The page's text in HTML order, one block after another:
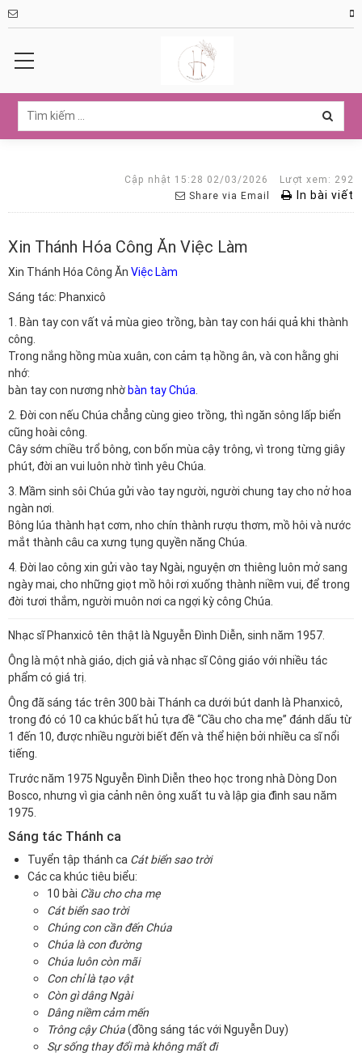
Cập nhật 15:28 02/03/2026
Lượt xem: 292
Share via Email
In bài viết
Xin Thánh Hóa Công Ăn Việc Làm
Xin Thánh Hóa Công Ăn Việc Làm
Sáng tác: Phanxicô
1. Bàn tay con vất vả mùa gieo trồng, bàn tay con hái quả khi thành
công.
Trong nắng hồng mùa xuân, con cảm tạ hồng ân, và con hằng ghi
nhớ:
bàn tay con nương nhờbàn tay Chúa.
2. Đời con nếu Chúa chẳng cùng gieo trồng, thì ngăn sông lấp biển
cũng hoài công.
Cây sớm chiều trổ bông, con bốn mùa cậy trông, vì trong từng giây
phút, đời an vui luôn nhờ tình yêu Chúa.
3. Mầm sinh sôi Chúa gửi vào tay người, người chung tay cho nở hoa
ngàn nơi.
Bông lúa thành hạt cơm, nho chín thành rượu thơm, mồ hôi và nước
mắt thành câu ca xưng tụng quyền năng Chúa.
4. Đời lao công xin gửi vào tay Ngài, nguyện ơn thiêng luôn mở sang
ngày mai, cho những giọt mồ hôi rơi xuống thành niềm vui, để trong
đời tươi thắm, người muôn nơi ca ngợi kỳ công Chúa.
Nhạc sĩ Phanxicô tên thật là Nguyễn Đình Diễn, sinh năm 1957.
Ông là một nhà giáo, dịch giả và nhạc sĩ Công giáo với nhiều tác
phẩm có giá trị.
Ông đã sáng tác trên 300 bài Thánh ca dưới bút danh là Phanxicô,
trong đó có 10 ca khúc bất hủ tựa đề “Cầu cho cha mẹ” đánh dấu từ
1 đến 10, được nhiều người biết đến và thể hiện bởi nhiều ca sĩ nổi
tiếng.
Trước năm 1975 Nguyễn Đình Diễn theo học trong nhà Dòng Don
Bosco, nhưng vì gia cảnh nên ông xuất tu và lập gia đình sau năm
1975.
Sáng tác Thánh ca
Tuyển tập thánh ca Cát biển sao trời
Các ca khúc tiêu biểu:
10 bài Cầu cho cha mẹ
Cát biển sao trời
Chúng con cần đến Chúa
Chúa là con đường
Chúa luôn còn mãi
Con chỉ là tạo vật
Còn gì dâng Ngài
Dâng niềm cảm mến
Trông cậy Chúa(đồng sáng tác với Nguyễn Duy)
Sự sống thay đổi mà không mất đi